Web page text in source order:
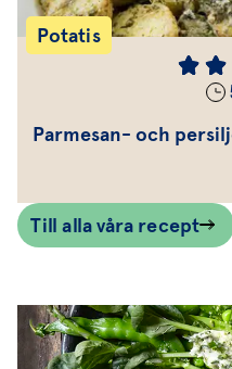
Potatis
Parmesan- och
Till alla våra recept